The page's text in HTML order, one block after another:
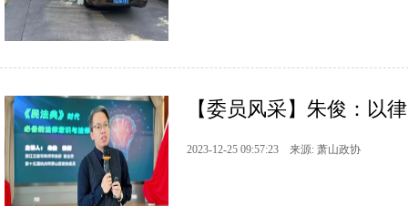
【委员风采】朱俊：以
2023-12-25 09:57:23 来源: 萧山政协